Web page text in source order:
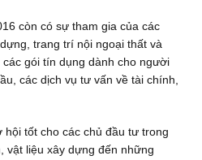
còn có sự tham gia của các
trang trí nội ngoại thất và
gói tín dụng dành cho người
các dịch vụ tư vấn về tài chính,
hội tốt cho các chủ đầu tư trong
vật liệu xây dựng đến những